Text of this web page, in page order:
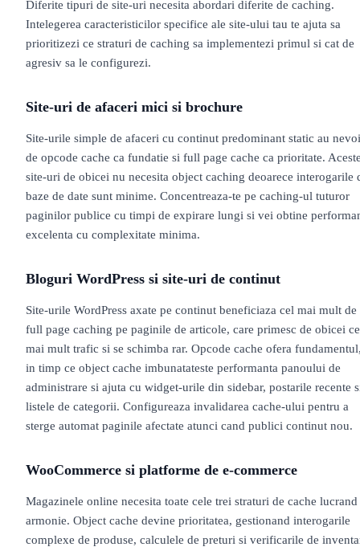
Diferite tipuri de site-uri necesita abordari diferite de caching.
Intelegerea caracteristicilor specifice ale site-ului tau te ajuta sa
prioritizezi ce straturi de caching sa implementezi primul si cat de
agresiv sa le configurezi.
Site-uri de afaceri mici si brochure
Site-urile simple de afaceri cu continut predominant static au
de opcode cache ca fundatie si full page cache ca prioritate.
site-uri de obicei nu necesita object caching deoarece interogarile
baze de date sunt minime. Concentreaza-te pe caching-ul tuturor
paginilor publice cu timpi de expirare lungi si vei obtine
excelenta cu complexitate minima.
Bloguri WordPress si site-uri de continut
Site-urile WordPress axate pe continut beneficiaza cel mai mult de
full page caching pe paginile de articole, care primesc de obicei
mai mult trafic si se schimba rar. Opcode cache ofera
in timp ce object cache imbunatateste performanta panoului de
administrare si ajuta cu widget-urile din sidebar, postarile recente
listele de categorii. Configureaza invalidarea cache-ului pentru a
sterge automat paginile afectate atunci cand publici continut nou.
WooCommerce si platforme de e-commerce
Magazinele online necesita toate cele trei straturi de cache
armonie. Object cache devine prioritatea, gestionand interogarile
complexe de produse, calculele de preturi si verificarile de